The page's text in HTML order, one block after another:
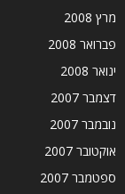
מרץ 2008
פברואר 2008
ינואר 2008
דצמבר 2007
נובמבר 2007
אוקטובר 2007
ספטמבר 2007